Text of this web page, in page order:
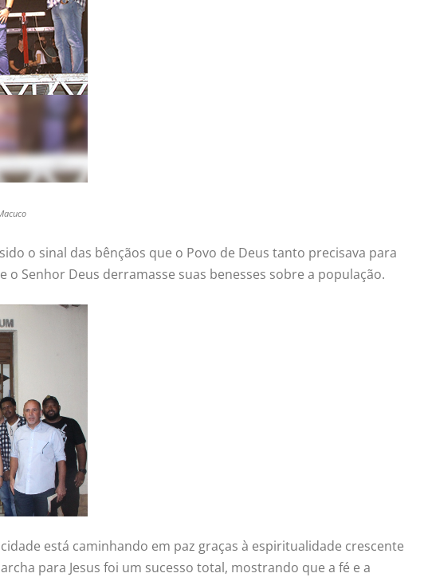
o sinal das bênçãos que o Povo de Deus tanto precisava para
Senhor Deus derramasse suas benesses sobre a população.
está caminhando em paz graças à espiritualidade crescente
para Jesus foi um sucesso total, mostrando que a fé e a